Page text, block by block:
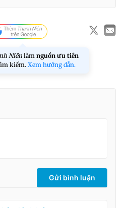
Niên làm nguồn ưu tiên
kiếm. Xem hướng dẫn.
Gửi bình luận